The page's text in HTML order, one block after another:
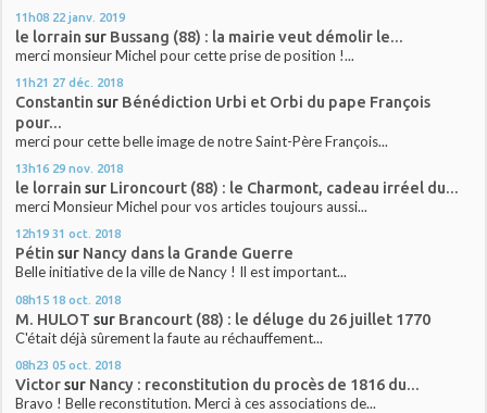
11h08 22 janv. 2019
le lorrain sur Bussang (88) : la mairie veut démolir le...
merci monsieur Michel pour cette prise de position !...
11h21 27 déc. 2018
Constantin sur Bénédiction Urbi et Orbi du pape François
pour...
merci pour cette belle image de notre Saint-Père François...
13h16 29 nov. 2018
le lorrain sur Lironcourt (88) : le Charmont, cadeau irréel du...
merci Monsieur Michel pour vos articles toujours aussi...
12h19 31 oct. 2018
Pétin sur Nancy dans la Grande Guerre
Belle initiative de la ville de Nancy ! Il est important...
08h15 18 oct. 2018
M. HULOT sur Brancourt (88) : le déluge du 26 juillet 1770
C'était déjà sûrement la faute au réchauffement...
08h23 05 oct. 2018
Victorsur Nancy : reconstitution du procès de 1816 du...
Bravo ! Belle reconstitution. Merci à ces associations de...